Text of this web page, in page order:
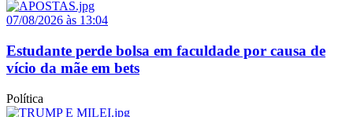
07/08/2026 às 13:04
Estudante perde bolsa em faculdade por causa de
vício da mãe em bets
Política